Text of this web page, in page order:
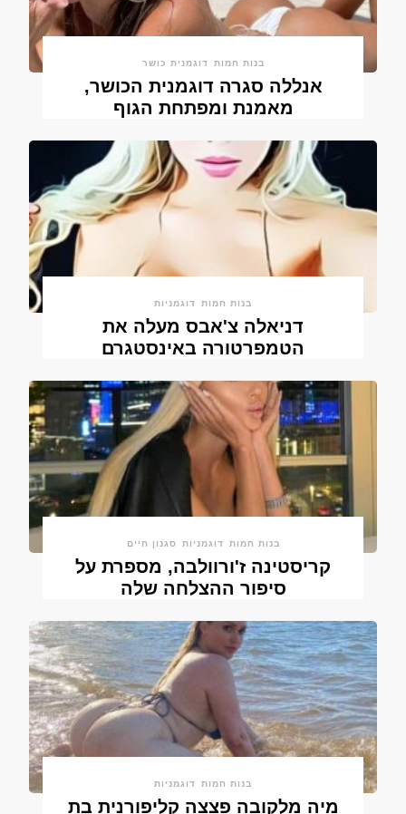
בנות חמות דוגמנית כושר
אנללה סגרה דוגמנית הכושר,
מאמנת ומפתחת הגוף
בנות חמות דוגמניות
דניאלה צ'אבס מעלה את
הטמפרטורה באינסטגרם
בנות חמות דוגמניות סגנון חיים
קריסטינה ז'ורוולבה, מספרת על
סיפור ההצלחה שלה
בנות חמות דוגמניות
מיה מלקובה פצצה קליפורנית בת